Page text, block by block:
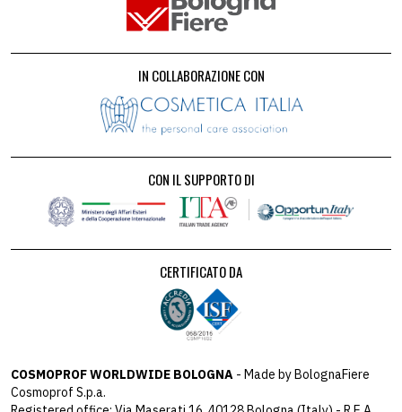
IN COLLABORAZIONE CON
CON IL SUPPORTO DI
CERTIFICATO DA
COSMOPROF WORLDWIDE BOLOGNA - Made by BolognaFiere
Cosmoprof S.p.a.